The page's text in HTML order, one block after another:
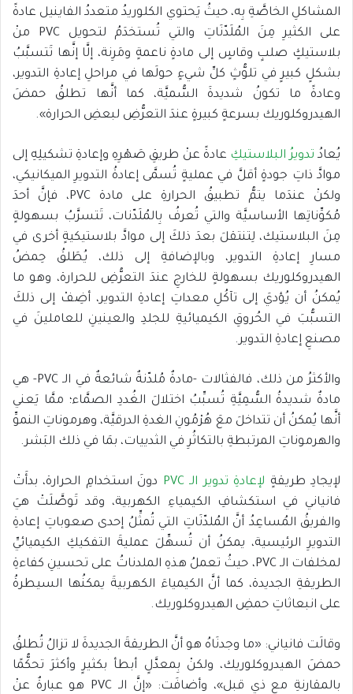
المشاكلِ الخاصَّةِ بِه، حيثُ يَحتوي الكلوريدُ متعددُ الفاينيل عادةً
على الكثيرِ مِنَ المُلَدّنَاتِ والتي تُستخدَمُ لتحويل PVC منْ
بلاستيكٍ صلبٍ وقاسٍ إلى مادةٍ ناعمةٍ ومَرِنة، إلَّا إنَّها تَتسبَّبُ
بشكلٍ كبيرٍ في تلوُّثٍ كلِّ شيءٍ حولَها في مراحلِ إعادةِ التدوير،
وعادةً ما تكونُ شديدةَ السُّميَّة، كما أنَّها تطلقُ حمضَ
الهيدروكلوريك بسرعةٍ كبيرةٍ عندَ التعرُّضِ لبعضِ الحرارة».
يُعادُ تدويرُ البلاستيكِ عادةً عنْ طريقِ صَهْرِهِ وإعادةِ تشكيلِهِ إلى
موادَّ ذاتِ جودةٍ أقلَّ في عمليةٍ تُسمَّى إعادةُ التدويرِ الميكانيكي،
ولكنْ عندَما يتمُّ تطبيقُ الحرارةِ على مادة PVC، فإنَّ أحدَ
مُكوِّناتِها الأساسيَّة والتي تُعرفُ بِالمُلَدّنات، تَتسرَّبُ بسهولةٍ
مِنَ البلاستيك، لِتنتقلَ بعدَ ذلكَ إلى موادَّ بلاستيكيةٍ أخرى في
مسارِ إعادةِ التدوير، وبالإضافةِ إلى ذلك، يُطَلقُ حِمضُ
الهيدروكلوريك بسهولةٍ للخارجِ عندَ التعرُّضِ للحرارة، وهو ما
يُمكنُ أن يُؤديَ إلى تآكُلِ معداتِ إعادةِ التدوير، أضِفْ إلى ذلكَ
التسبُّبَ في الحُروقِ الكيميائيةِ للجلدِ والعينينِ للعاملينَ في
مصنعِ إعادةِ التدوير.
والأكثرُ من ذلك، فالفثالات -مادةٌ مُلدّنةٌ شائعةٌ في الـ PVC- هي
مادةٌ شديدةُ السُّمِيَّةِ تُسبِّبُ اختلالَ الغُددِ الصمَّاء؛ ممَّا يَعني
أنَّها يُمكنُ أن تتداخلَ معَ هُرْمُونِ الغدةِ الدرقيَّة، وهرموناتِ النموِّ
والهرموناتِ المرتبطةِ بالتكاثُرِ في الثدييات، بمَا في ذلك البَشر.
لإيجادِ طريقةٍ لإعادةِ تدوير الـ PVC
دونَ استخدامِ الحرارة، بدأَتْ
فانياني في استكشافِ الكيمياءِ الكهربية، وقد تَوصَّلَتْ هيَ
والفريقُ المُساعِدُ أنَّ المُلدّنَاتِ التي تُمثِّلُ إحدى صعوباتِ إعادةِ
التدويرِ الرئيسية، يمكنُ أن تُسهِّلَ عمليةَ التفكيكِ الكيميائيِّ
لمخلفات الـ PVC، حيثُ تعملُ هذهِ الملدناتُ على تحسينِ كفاءةِ
الطريقةِ الجديدة، كما أنَّ الكيمياءَ الكهربيةَ يمكنُها السيطرةُ
على انبعاثاتِ حمضِ الهيدروكلوريك.
وقالَت فانياني: «ما وجدنَاهُ هو أنَّ الطريقةَ الجديدةَ لا تزالُ تُطلقُ
حمضَ الهيدروكلوريك، ولكنْ بِمعدَّلٍ أبطأ بكثيرٍ وأكثرَ تحكُّمًا
بالمقارنةِ مع ذي قبل»، وأضافَت: «إنَّ الـ PVC هو عبارةٌ عنْ